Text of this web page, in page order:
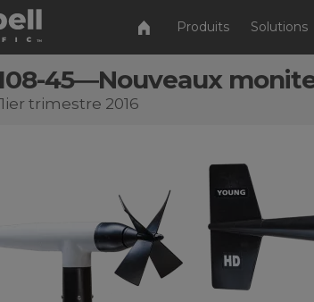
Produits Solutions
45―Nouveaux
trimestre 2016